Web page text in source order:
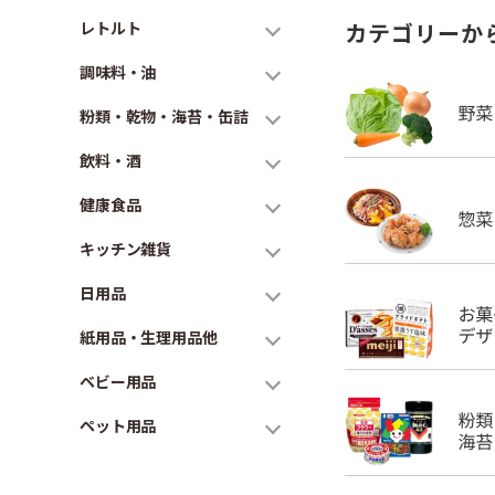
レトルト
調味料・油
粉類・乾物・海苔・缶詰
飲料・酒
健康食品
キッチン雑貨
日用品
紙用品・生理用品他
ベビー用品
ペット用品
カテゴリーか